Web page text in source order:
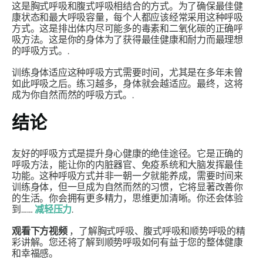
这是胸式呼吸和腹式呼吸相结合的方式。为了确保最佳健
康状态和最大呼吸容量，每个人都应该经常采用这种呼吸
方式。这是排出体内尽可能多的毒素和二氧化碳的正确呼
吸方法。这是你的身体为了获得最佳健康和耐力而最理想
的呼吸方式。.
训练身体适应这种呼吸方式需要时间，尤其是在多年未曾
如此呼吸之后。练习越多，身体就会越适应。最终，这将
成为你自然而然的呼吸方式。.
结论
友好的呼吸方式是提升身心健康的绝佳途径。它是正确的
呼吸方法，能让你的内脏器官、免疫系统和大脑发挥最佳
功能。这种呼吸方式并非一朝一夕就能养成，需要时间来
训练身体，但一旦成为自然而然的习惯，它将显著改善你
的生活。你会拥有更多精力，思维更加清晰。你还会体验
到…… 减轻压力.
观看下方视频，了解胸式呼吸、腹式呼吸和顺势呼吸的精
彩讲解。您还将了解到顺势呼吸如何有益于您的整体健康
和幸福感。